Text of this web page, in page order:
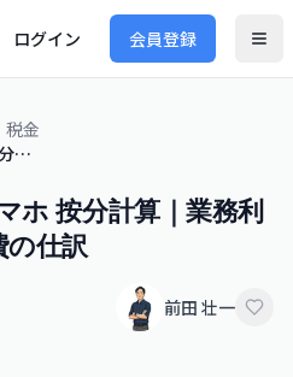
ログイン 会員登録
税金
個人事業主 経費 スマホ 按分計算｜業務利用率の根拠と通信費の仕訳
ホ 按分計算｜業務利
の仕訳
前田 壮一